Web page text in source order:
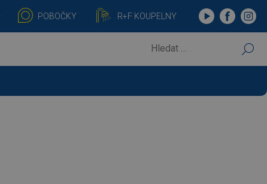
POBOČKY R+F KOUPELNY
VYHLEDÁVÁNÍ